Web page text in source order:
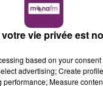
à LCI la
elles, deux
et la troisième
indique la
vie privée est
based on your
advertising; Create
Measure